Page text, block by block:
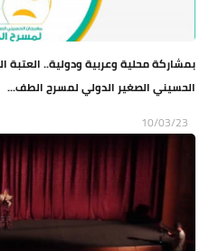
بمشاركة محلية وعربية ودولية.. العتبة
الحسيني الصغير الدولي لمسرح الطف...
10/03/23